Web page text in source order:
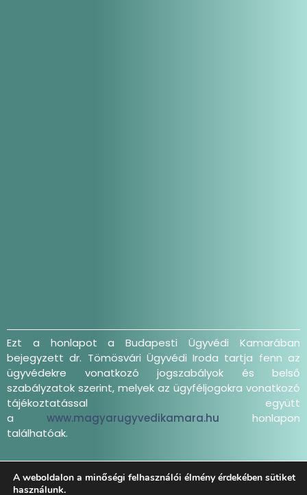
Ezt a honlapot a Budapesti Ügyvédi Kamarában
bejegyzett dr. Tömösvári Ügyvédi Iroda tartja fenn az
ügyvédekre vonatkozó jogszabályok és belső
szabályzatok szerint, melyek az ügyféljogokra vonatkozó
tájékoztatással együtt
a www.magyarugyvedikamara.hu honlapon
találhatóak.
Adatkezelési tájékoztató
A weboldalon a minőségi felhasználói élmény érdekében sütiket
használunk.